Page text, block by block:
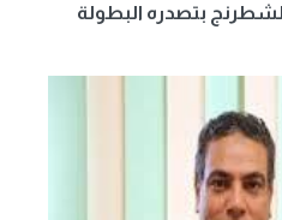
بتصدره البطولة